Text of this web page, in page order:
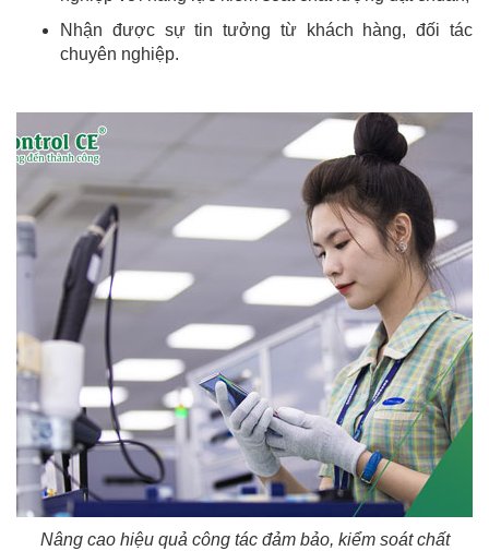
Nhận được sự tin tưởng từ khách hàng, đối tác
chuyên nghiệp.
Nâng cao hiệu quả công tác đảm bảo, kiểm soát chất